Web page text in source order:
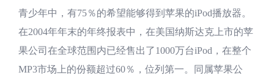
青少年中，有75％的希望能够得到苹果的iPod播放器。
在2004年年末的年终报表中，在美国纳斯达克上市的苹
果公司在全球范围内已经售出了1000万台iPod，在整个
MP3市场上的份额超过60％，位列第一。同属苹果公